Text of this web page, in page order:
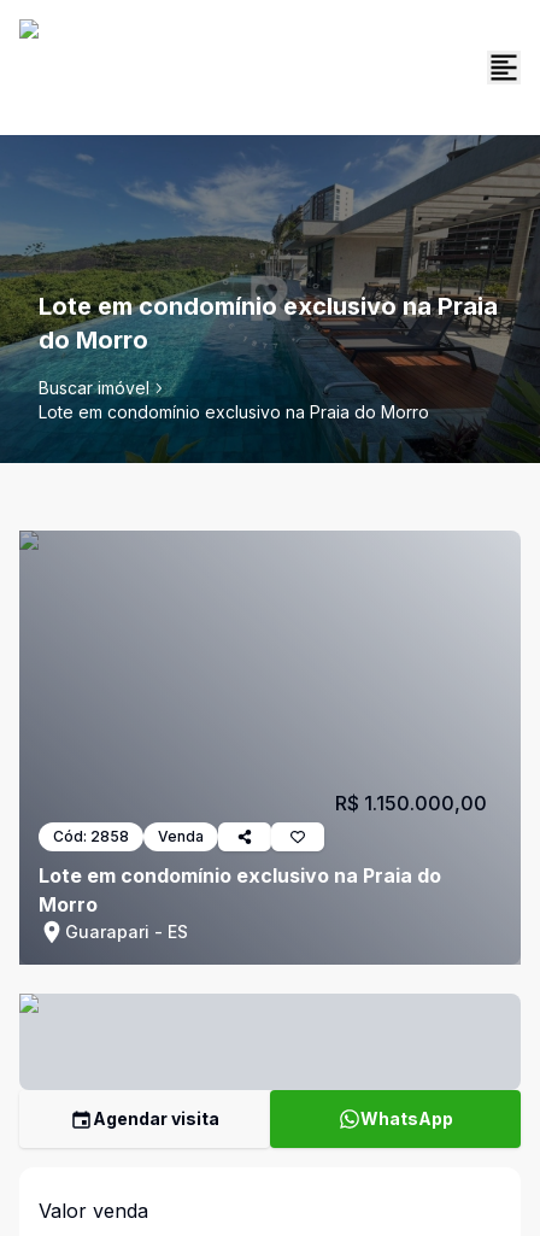
Lote em condomínio exclusivo na Praia
do Morro
Buscar imóvel
Lote em condomínio exclusivo na Praia do Morro
Cód: 2858 Venda
Lote em condomínio exclusivo na Praia do
Morro
Guarapari - ES
R$ 1.150.000,00
Agendar visita WhatsApp
Valor venda